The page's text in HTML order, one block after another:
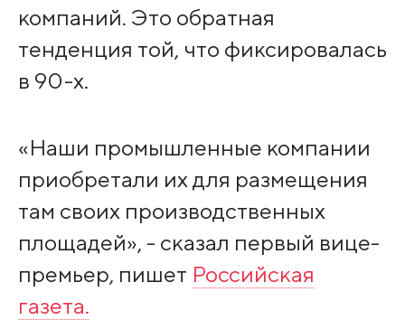
компаний. Это обратная
тенденция той, что фиксировалась
в 90-х.
«Наши промышленные компании
приобретали их для размещения
там своих производственных
площадей», - сказал первый вице-
премьер, пишет Российская
газета.